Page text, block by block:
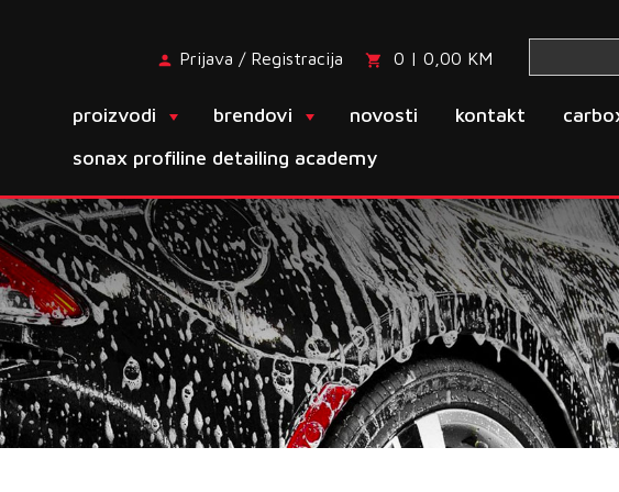
Prijava / Registracija 0 | 0,00 KM
proizvodi brendovi novosti kontakt
sonax profiline detailing academy